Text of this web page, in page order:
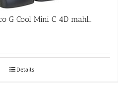
Grindmaster Crathco G Cool Mini C 4D mahlajahuti
Details